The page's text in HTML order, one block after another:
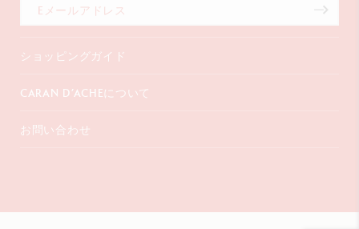
ショッピングガイド
お支払いについて
コーポレートギフト
CARAN D’ACHEについて
よくあるご質問
会社概要
お問い合わせ